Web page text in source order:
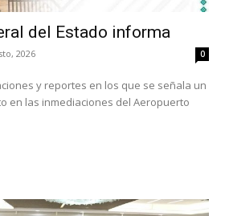
del Estado informa
2026 0
y reportes en los que se señala un
en las inmediaciones del Aeropuerto